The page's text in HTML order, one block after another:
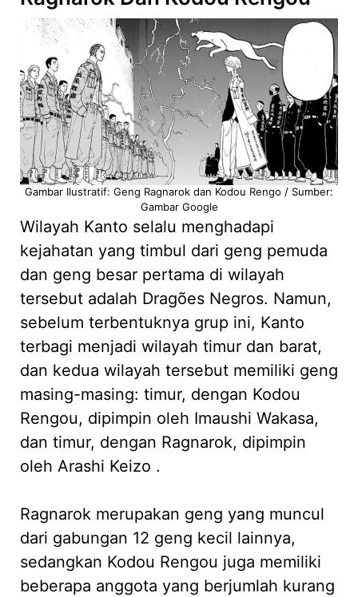
Gambar Ilustratif: Geng Ragnarok dan Kodou Rengo / Sumber:
Gambar Google
Wilayah Kanto selalu menghadapi
kejahatan yang timbul dari geng pemuda
dan geng besar pertama di wilayah
tersebut adalah Dragões Negros. Namun,
sebelum terbentuknya grup ini, Kanto
terbagi menjadi wilayah timur dan barat,
dan kedua wilayah tersebut memiliki geng
masing-masing: timur, dengan Kodou
Rengou, dipimpin oleh Imaushi Wakasa,
dan timur, dengan Ragnarok, dipimpin
oleh Arashi Keizo .
Ragnarok merupakan geng yang muncul
dari gabungan 12 geng kecil lainnya,
sedangkan Kodou Rengou juga memiliki
beberapa anggota yang berjumlah kurang